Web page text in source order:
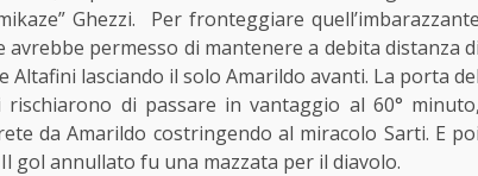
Ghezzi. Per fronteggiare quell’imbarazzante
permesso di mantenere a debita distanza di
lasciando il solo Amarildo avanti. La porta del
di passare in vantaggio al 60° minuto,
da Amarildo costringendo al miracolo Sarti. E poi
gol annullato fu una mazzata per il diavolo.